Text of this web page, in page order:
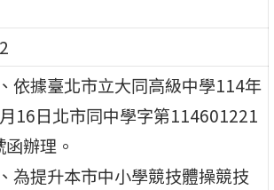
依據臺北市立大同高級中學114年
16日北市同中學字第114601221
辦理。
為提升本市中小學競技體操競技